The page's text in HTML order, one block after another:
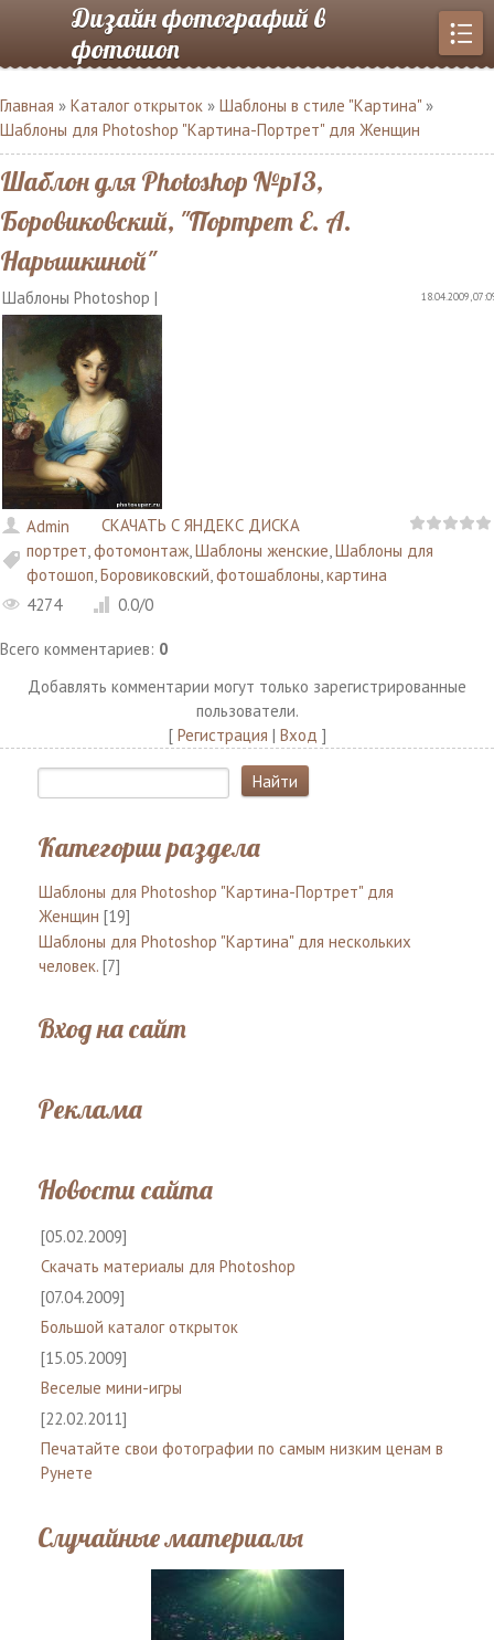
Дизайн фотографий в
фотошоп
Главная » Каталог открыток » Шаблоны в стиле "Картина" »
Шаблоны для Photoshop "Картина-Портрет" для Женщин
Шаблон для Photoshop №p13,
Боровиковский, "Портрет Е. А.
Нарышкиной"
Шаблоны Photoshop | 18.04.2009,
Admin
СКАЧАТЬ С ЯНДЕКС ДИСКА
портрет,фотомонтаж,Шаблоны женские,Шаблоны для
фотошоп,Боровиковский,фотошаблоны,картина
4274
0.0/0
Всего комментариев: 0
Добавлять комментарии могут только зарегистрированные
пользователи.
[ Регистрация | Вход ]
Категории раздела
Шаблоны для Photoshop "Картина-Портрет" для
Женщин [19]
Шаблоны для Photoshop "Картина" для нескольких
человек. [7]
Вход на сайт
Реклама
Новости сайта
[05.02.2009]
Скачать материалы для Photoshop
[07.04.2009]
Большой каталог открыток
[15.05.2009]
Веселые мини-игры
[22.02.2011]
Печатайте свои фотографии по самым низким ценам в
Рунете
Случайные материалы